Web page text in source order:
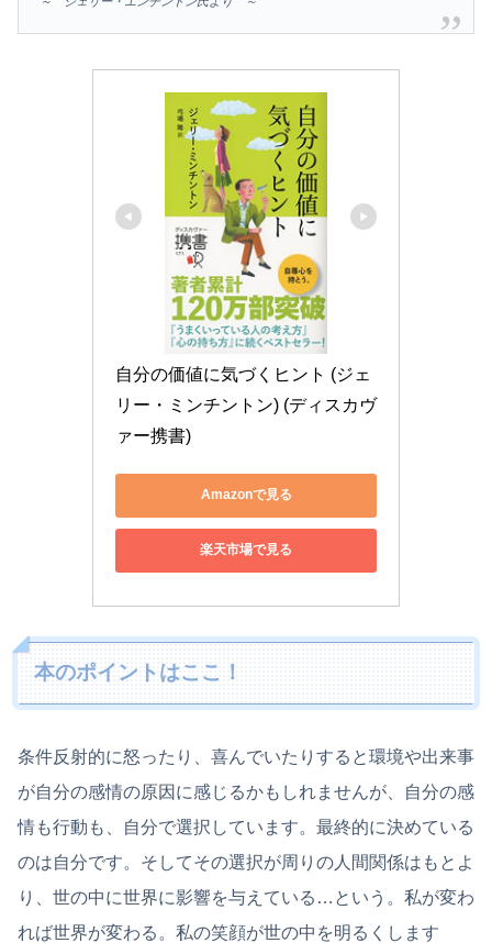
自分の価値に気づくヒント (ジェ
リー・ミンチントン) (ディスカヴ
ァー携書)
Amazonで見る
楽天市場で見る
本のポイントはここ！
条件反射的に怒ったり、喜んでいたりすると環境や出来事
が自分の感情の原因に感じるかもしれませんが、自分の感
情も行動も、自分で選択しています。最終的に決めている
のは自分です。そしてその選択が周りの人間関係はもとよ
り、世の中に世界に影響を与えている…という。私が変わ
れば世界が変わる。私の笑顔が世の中を明るくします